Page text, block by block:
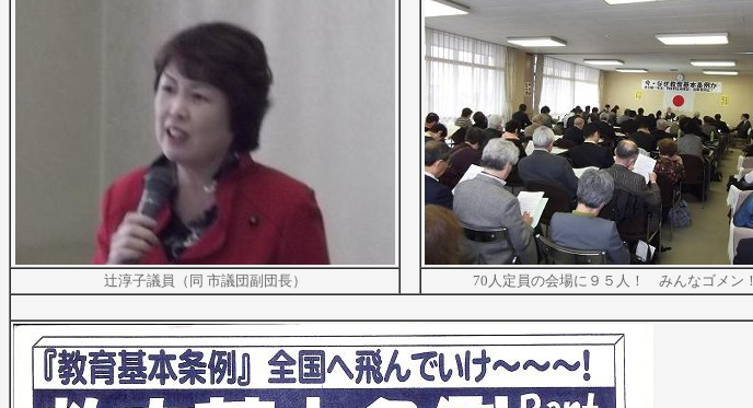
辻淳子議員（同 市議団副団長） 70人定員の会場に９５人！ みんなゴメン！